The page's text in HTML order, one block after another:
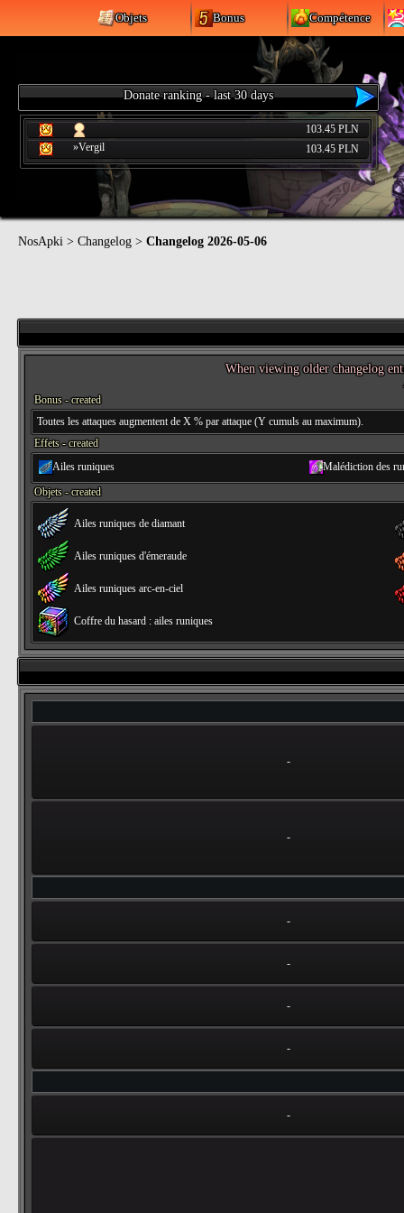
Objets Bonus Compétence
Donate ranking - last 30 days
103.45 PLN
»Vergil
103.45 PLN
NosApki > Changelog > Changelog 2026-05-06
When viewing older changelog
Bonus - created
Toutes les attaques augmentent de X % par attaque (Y cumuls au maximum).
Effets - created
Ailes runiques
Malédiction des
Objets - created
Ailes runiques de diamant
Ailes runiques d'émeraude
Ailes runiques arc-en-ciel
Coffre du hasard : ailes runiques
-
-
-
-
-
-
-